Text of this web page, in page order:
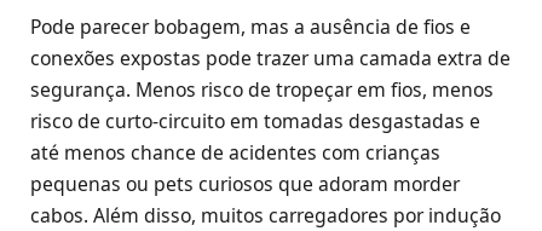
Pode parecer bobagem, mas a ausência de fios e
conexões expostas pode trazer uma camada extra de
segurança. Menos risco de tropeçar em fios, menos
risco de curto-circuito em tomadas desgastadas e
até menos chance de acidentes com crianças
pequenas ou pets curiosos que adoram morder
cabos. Além disso, muitos carregadores por indução